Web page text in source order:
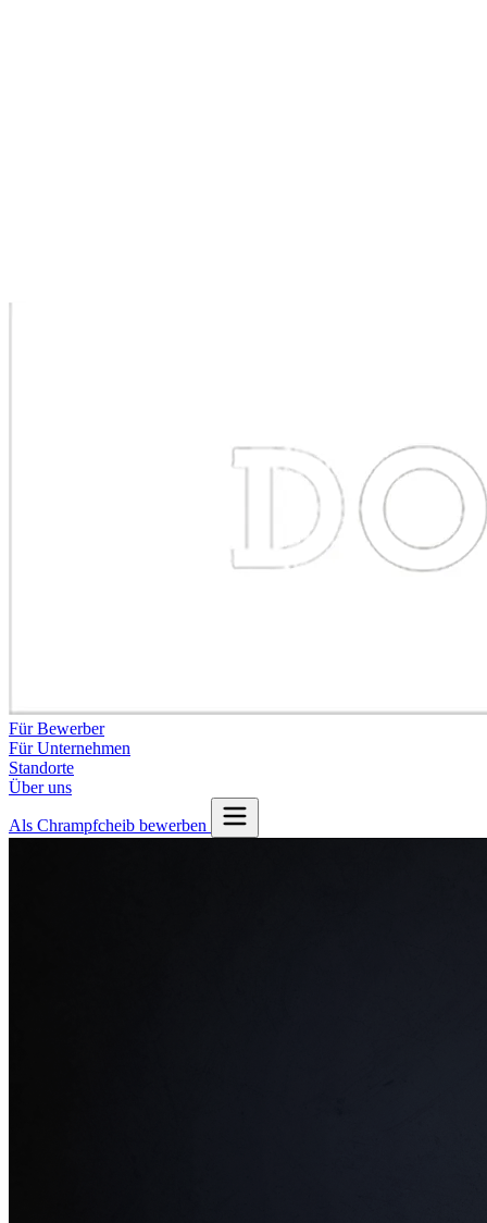
Für Bewerber
Für Unternehmen
Standorte
Über uns
Als Chrampfcheib bewerben